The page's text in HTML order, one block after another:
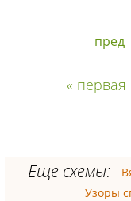
пред
« первая
Еще схемы:
Узоры